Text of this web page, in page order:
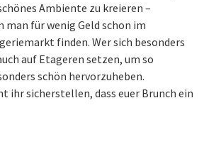
Ambiente zu kreieren –
man für wenig Geld schon im
finden. Wer sich besonders
auf Etageren setzen, um so
schön hervorzuheben.
ihr sicherstellen, dass euer Brunch ein